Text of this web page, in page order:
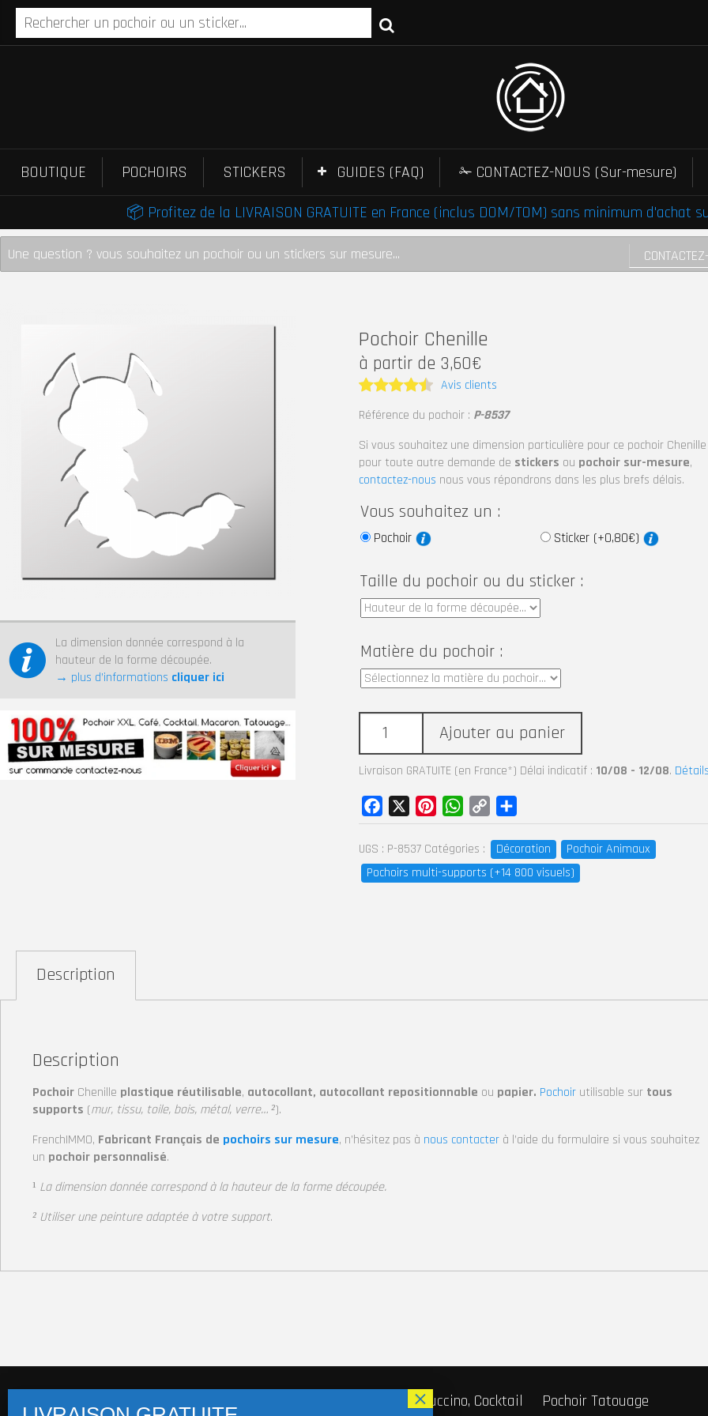
BOUTIQUE POCHOIRS STICKERS GUIDES (FAQ)
✁ CONTACTEZ-NOUS (Sur-mesure)
📦 Profitez de la LIVRAISON GRATUITE en France (inclus DOM/TOM) sans minimum d'achat
Une question ? vous souhaitez un pochoir ou un stickers sur mesure...
La dimension donnée correspond à la
hauteur de la forme découpée.
→ plus d’informations cliquer ici
Pochoir Chenille
à partir de 3,60€
Note 4.5
Avis clients
Référence du pochoir : P-8537
Si vous souhaitez une dimension particulière pour ce pochoir
pour toute autre demande de stickers ou pochoir sur-mesure,
contactez-nous nous vous répondrons dans les plus brefs délais.
Vous souhaitez un :
Pochoir Sticker (+0,80€)
Taille du pochoir ou du sticker :
Matière du pochoir :
Ajouter au panier
Livraison GRATUITE (en France*) Délai indicatif : 10/08 - 12/08.
UGS : P-8537 Catégories : Décoration
Pochoir Animaux
Pochoirs multi-supports (+14 800 visuels)
Facebook PinterestWhatsApp
Copy
Link
Description
Description
Pochoir Chenille plastique réutilisable, autocollant, autocollant repositionnable ou papier. Pochoir utilisable sur tous
supports (mur, tissu, toile, bois, métal, verre… ²).
FrenchIMMO, Fabricant Français de pochoirs sur mesure, n’hésitez pas à nous contacter à l’aide du formulaire si vous souhaitez
un pochoir personnalisé.
¹ La dimension donnée correspond à la hauteur de la forme découpée.
² Utiliser une peinture adaptée à votre support.
Pochoir Café, Cappuccino, Cocktail
Pochoir Tatouage